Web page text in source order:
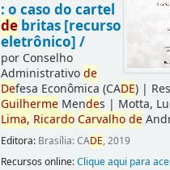
: o caso do cartel
debritas [recurso
eletrônico] /
por Conselho
Administrativode
Defesa Econômica (CADE)|
GuilhermeMendes | Motta,
Lima, Ricardo Carvalho de
Editora: Brasília: CADE, 2019
Recursos online:Clique aqui para